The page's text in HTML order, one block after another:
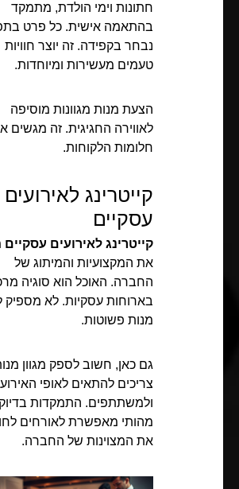
חתונות וימי הולדת, מתמקד
בהתאמה אישית. כל פרט
נבחר בקפידה. זה יוצר חוויות
טעמים מעשירות ומיוחדות.
הצעת מנות מגוונות מוסיפה
לאווירה החגיגית. זה מגשים
חלומות הלקוחות.
קייטרינג לאירועים
עסקיים
קייטרינג לאירועים עסקיים
את המקצועיות והמיתוג של
החברה. האוכל הוא סוגיה
בארוחות עסקיות. לא מספיק
מנות פשוטות.
גם כאן, חשוב לספק מגוון
צריכים להתאים לאופי האירוע
ולמשתתפים. התמקדות בדיוק
מהותי מאפשרת לאורחים
את המצוינות של החברה.